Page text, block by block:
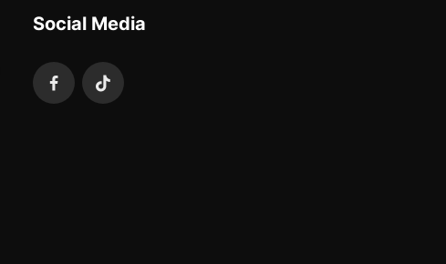
Social Media